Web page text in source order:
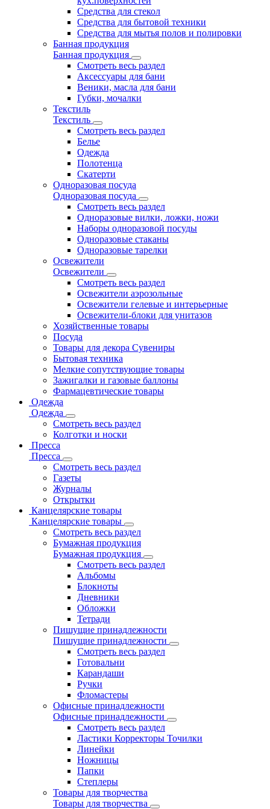
Средства для стекол
Средства для бытовой техники
Средства для мытья полов и полировки
Банная продукция
Банная продукция
Смотреть весь раздел
Аксессуары для бани
Веники, масла для бани
Губки, мочалки
Текстиль
Текстиль
Смотреть весь раздел
Белье
Одежда
Полотенца
Скатерти
Одноразовая посуда
Одноразовая посуда
Смотреть весь раздел
Одноразовые вилки, ложки, ножи
Наборы одноразовой посуды
Одноразовые стаканы
Одноразовые тарелки
Освежители
Освежители
Смотреть весь раздел
Освежители аэрозольные
Освежители гелевые и интерьерные
Освежители-блоки для унитазов
Хозяйственные товары
Посуда
Товары для декора Сувениры
Бытовая техника
Мелкие сопутствующие товары
Зажигалки и газовые баллоны
Фармацевтические товары
Одежда
Одежда
Смотреть весь раздел
Колготки и носки
Пресса
Пресса
Смотреть весь раздел
Газеты
Журналы
Открытки
Канцелярские товары
Канцелярские товары
Смотреть весь раздел
Бумажная продукция
Бумажная продукция
Смотреть весь раздел
Альбомы
Блокноты
Дневники
Обложки
Тетради
Пишущие принадлежности
Пишущие принадлежности
Смотреть весь раздел
Готовальни
Карандаши
Ручки
Фломастеры
Офисные принадлежности
Офисные принадлежности
Смотреть весь раздел
Ластики Корректоры Точилки
Линейки
Ножницы
Папки
Степлеры
Товары для творчества
Товары для творчества